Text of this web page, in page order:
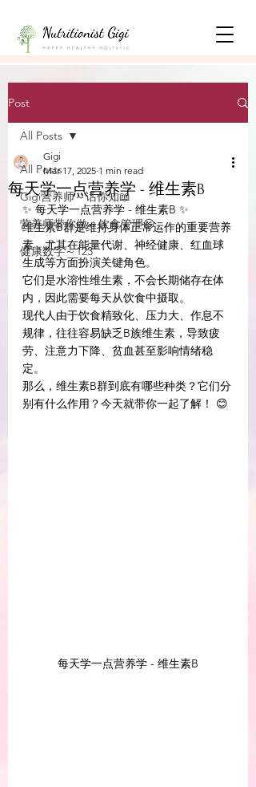
Post
All Posts
Gigi营养师～话你知📖
营养师带你做～饮食管理😃
健康数字～123
All Posts
每天学一点营养学 - 维生素B
Gigi
Mar 17, 2025 1 min read
✨ 每天学一点营养学 - 维生素B ✨
维生素B群是维持身体正常运作的重要营养
素，尤其在能量代谢、神经健康、红血球
生成等方面扮演关键角色。
它们是水溶性维生素，不会长期储存在体
内，因此需要每天从饮食中摄取。
现代人由于饮食精致化、压力大、作息不
规律，往往容易缺乏B族维生素，导致疲
劳、注意力下降、贫血甚至影响情绪稳
定。
那么，维生素B群到底有哪些种类？它们分
别有什么作用？今天就带你一起了解！ 😊
每天学一点营养学 - 维生素B